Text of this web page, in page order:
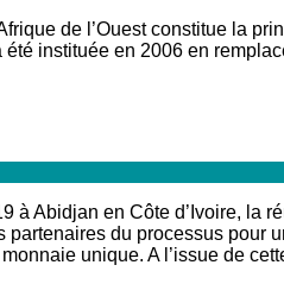
de l’Ouest constitue la
instituée en 2006 en
à Abidjan en Côte d’Ivoire,
du processus
unique. A l’issue de